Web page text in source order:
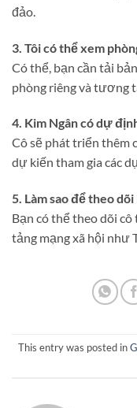
đảo.
3. Tôi có thể xem
Có thể, bạn cần tải bản
phòng riêng và tương
4. Kim Ngân có dự
Cô sẽ phát triển thêm
dự kiến tham gia các
5. Làm sao để theo dõi
Bạn có thể theo dõi cô
tảng mạng xã hội như
This entry was posted in